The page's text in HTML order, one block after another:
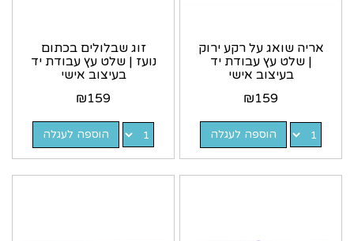
אריה שואג על רקע ירוק
| שלט עץ עבודת יד
בעיצוב אישי
₪159
הוספה לעגלה
זוג שבלולים בכתום
נועז | שלט עץ עבודת יד
בעיצוב אישי
₪159
הוספה לעגלה